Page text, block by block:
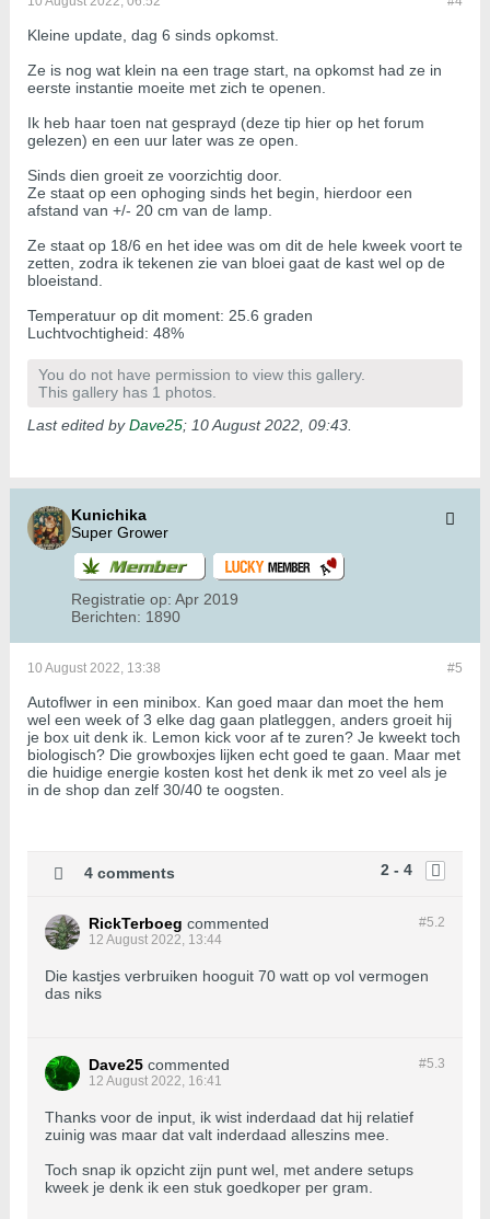
Kleine update, dag 6 sinds opkomst.
Ze is nog wat klein na een trage start, na opkomst had ze in
eerste instantie moeite met zich te openen.
Ik heb haar toen nat gesprayd (deze tip hier op het forum
gelezen) en een uur later was ze open.
Sinds dien groeit ze voorzichtig door.
Ze staat op een ophoging sinds het begin, hierdoor een
afstand van +/- 20 cm van de lamp.
Ze staat op 18/6 en het idee was om dit de hele kweek voort te
zetten, zodra ik tekenen zie van bloei gaat de kast wel op de
bloeistand.
Temperatuur op dit moment: 25.6 graden
Luchtvochtigheid: 48%
You do not have permission to view this gallery.
This gallery has 1 photos.
Last edited byDave25; 10 August 2022, 09:43
Kunichika
Super Grower
Registratie op: Apr 2019
Berichten: 1890
#5
10 August 2022, 13:38
Autoflwer in een minibox. Kan goed maar dan moet the hem
wel een week of 3 elke dag gaan platleggen, anders groeit hij
je box uit denk ik. Lemon kick voor af te zuren? Je kweekt toch
biologisch? Die growboxjes lijken echt goed te gaan. Maar met
die huidige energie kosten kost het denk ik met zo veel als je
in de shop dan zelf 30/40 te oogsten.
2 - 4
4 comments
#5.2
RickTerboeg commented
12 August 2022, 13:44
Die kastjes verbruiken hooguit 70 watt op vol vermogen
das niks
#5.3
Dave25 commented
12 August 2022, 16:41
Thanks voor de input, ik wist inderdaad dat hij relatief
zuinig was maar dat valt inderdaad alleszins mee.
Toch snap ik opzicht zijn punt wel, met andere setups
kweek je denk ik een stuk goedkoper per gram.